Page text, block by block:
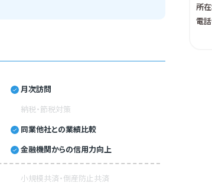
月次訪問
納税・節税対策
同業他社との業績比較
金融機関からの信用力向上
小規模共済・倒産防止共済
所
電